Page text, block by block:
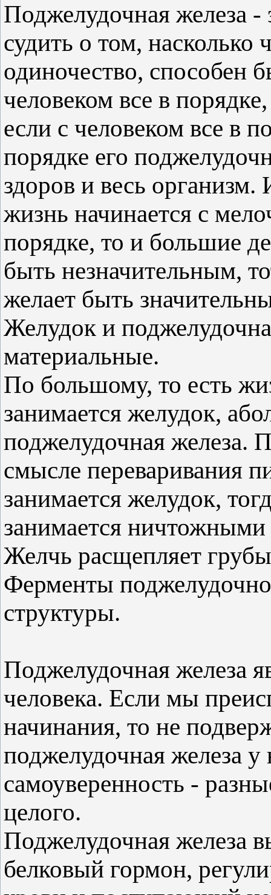
Поджелудочная железа
судить о том, насколько
одиночество, способен
человеком все в
если с человеком все в
порядке его
здоров и весь
жизнь начинается с
порядке, то и большие
быть незначительным,
желает быть
Желудок и
материальные.
По большому, то есть
занимается желудок,
поджелудочная железа.
смысле переваривания
занимается желудок,
занимается
Желчь расщепляет
Ферменты
структуры.
Поджелудочная железа
человека. Если мы
начинания, то не
поджелудочная железа
самоуверенность -
целого.
Поджелудочная железа
белковый гормон,